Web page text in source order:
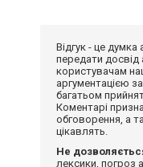
Відгук - це
передати
користувачам
аргументацією
багатьом
Коментарі
обговорення, а
цікавлять.
Не
лексики, погроз